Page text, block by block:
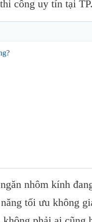
công uy tín tại
nhôm kính
tối ưu không